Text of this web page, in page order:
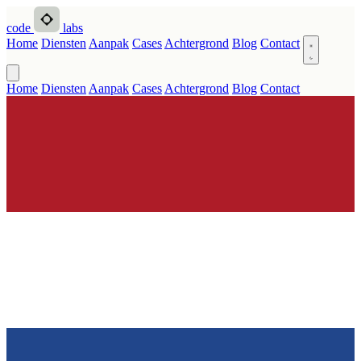
code
labs
Home Diensten Aanpak Cases Achtergrond Blog Contact
Home Diensten Aanpak Cases Achtergrond Blog Contact